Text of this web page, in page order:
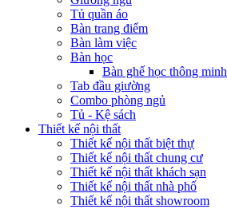
Tủ quần áo
Bàn trang điểm
Bàn làm việc
Bàn học
Bàn ghế học thông minh
Tab đầu giường
Combo phòng ngủ
Tủ - Kệ sách
Thiết kế nội thất
Thiết kế nội thất biệt thự
Thiết kế nội thất chung cư
Thiết kế nội thất khách sạn
Thiết kế nội thất nhà phố
Thiết kế nội thất showroom